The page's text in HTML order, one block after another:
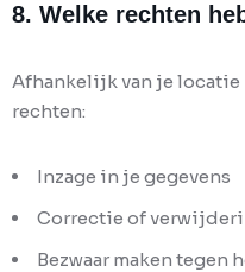
8. Welke rechten
Afhankelijk van je
rechten:
Inzage in je gegevens
Correctie of
Bezwaar maken tegen